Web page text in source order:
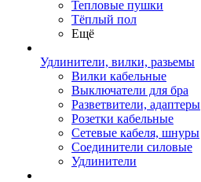
Тепловые пушки
Тёплый пол
Ещё
Удлинители, вилки, разьемы
Вилки кабельные
Выключатели для бра
Разветвители, адаптеры
Розетки кабельные
Сетевые кабеля, шнуры
Соединители силовые
Удлинители